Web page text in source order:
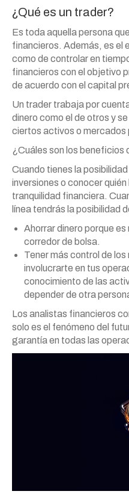
¿Qué es un trader?
Es toda aquella persona
financieros. Además, es el
como de controlar en
financieros con el objetivo
de acuerdo con el capital
Un trader trabaja por
dinero como el de otros y
ciertos activos o mercados
¿Cuáles son los beneficios
Cuando tienes la
inversiones o conocer
tranquilidad financiera.
línea tendrás la posibilidad
Ahorrar dinero porque
corredor de bolsa.
Tener más control de
involucrarte en tus
conocimiento de las
depender de otra
Los analistas financieros
solo es el fenómeno del
garantía en todas las